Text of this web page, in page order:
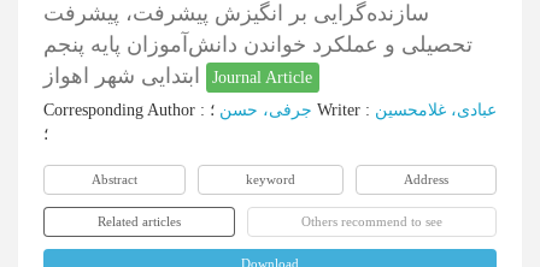
سازنده‌گرایی بر انگیزش پیشرفت، پیشرفت
تحصیلی و عملکرد خواندن دانش‌آموزان پایه پنجم
Journal Article
Corresponding Author : جرفی، حسن Writer : عبادی، غلامحسین
؛
Abstract keyword Address
Related articles Others recommend to see
Download